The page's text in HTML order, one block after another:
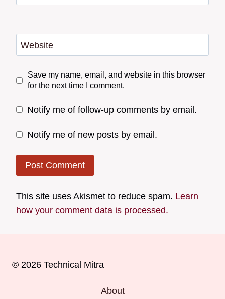
Website
Save my name, email, and website in this browser
for the next time I comment.
Notify me of follow-up comments by email.
Notify me of new posts by email.
This site uses Akismet to reduce spam. Learn
how your comment data is processed.
© 2026 Technical Mitra
About